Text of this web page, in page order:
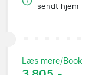
sendt hjem
Læs mere/Book